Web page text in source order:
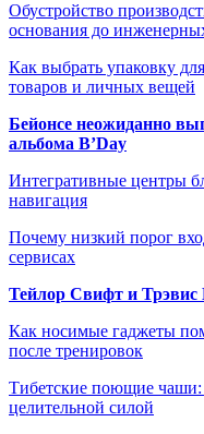
Обустройство
основания до
Как выбрать упаковку
товаров и личных вещей
Бейонсе неожиданно
альбома B’Day
Интегративные центры
навигация
Почему низкий порог
сервисах
Тейлор Свифт и
Как носимые гаджеты
после тренировок
Тибетские поющие чаши:
целительной силой